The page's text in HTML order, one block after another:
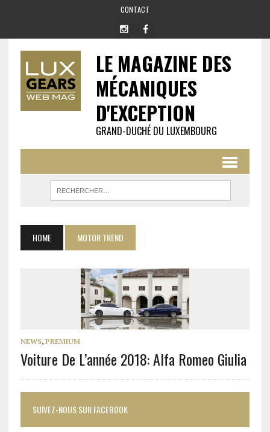
CONTACT
LE MAGAZINE DES
MÉCANIQUES
D'EXCEPTION
GRAND-DUCHÉ DU LUXEMBOURG
HOME MOTOR TREND
NEWS, PREMIUM
Voiture De L’année 2018: Alfa Romeo Giulia
SUIVEZ-NOUS SUR FACEBOOK